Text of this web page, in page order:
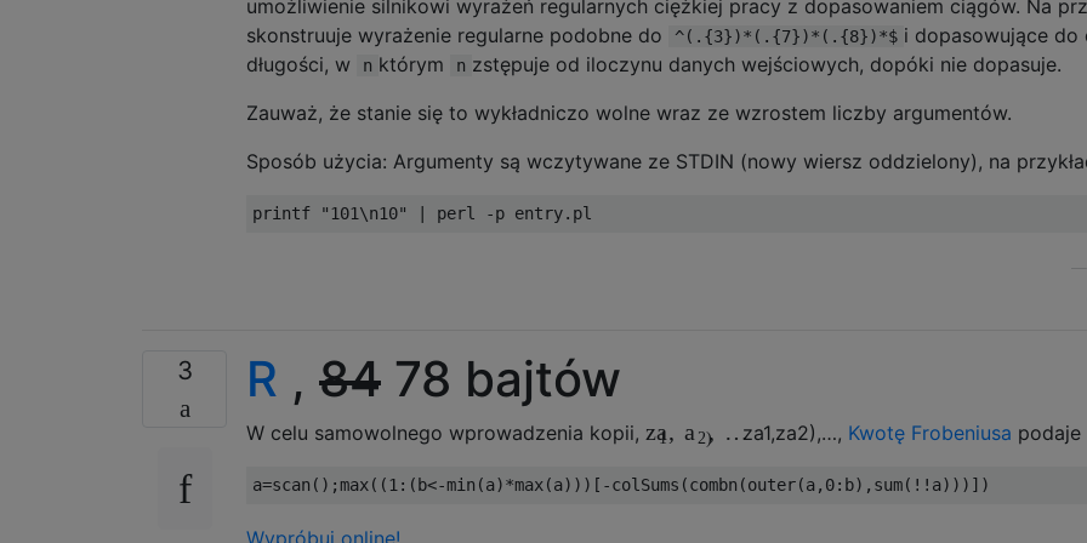
umożliwienie silnikowi wyrażeń regularnych ciężkiej pracy z dopasowaniem ciągów. Na
skonstruuje wyrażenie regularne podobne do
^(.{3})*(.{7})*(.{8})*$ i dopasowujące do
długości, w
n którym n zstępuje od iloczynu danych wejściowych, dopóki nie dopasuje.
Zauważ, że stanie się to wykładniczo wolne wraz ze wzrostem liczby argumentów.
Sposób użycia: Argumenty są wczytywane ze STDIN (nowy wiersz oddzielony), na
3 R , 84 78 bajtów
W celu samowolnego wprowadzenia kopii, za
1, a 2), …za1,za2) ,…, Kwotę Frobeniusa podaje
a=scan ();max((1 :(b<-min (a)*max(a)))[-colSums (combn (outer(a, 0: b), sum(!! a)))])
Wypróbuj online!